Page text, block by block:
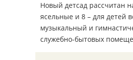
Новый детсад рассчитан
ясельные и 8 – для детей
музыкальный и
служебно-бытовых